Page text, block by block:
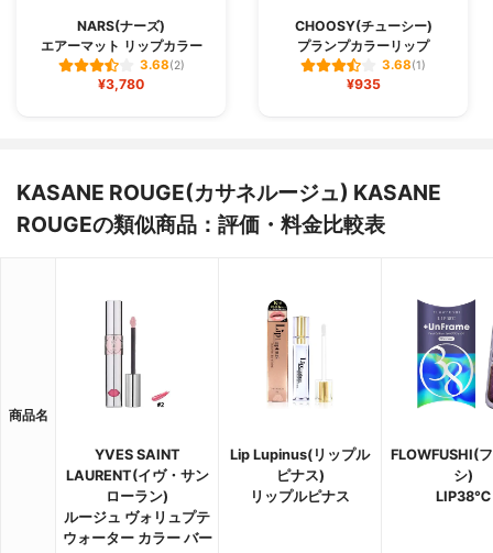
NARS(ナーズ)
エアーマット リップカラー
3.68(2)
¥3,780
CHOOSY(チューシー)
プランプカラーリップ
3.68(1)
¥935
KASANE ROUGE(カサネルージュ) KASANE
ROUGEの類似商品：評価・料金比較表
商品名
YVES SAINT
LAURENT(イヴ・サン
ローラン)
ルージュ ヴォリュプテ
ウォーター カラー バー
Lip Lupinus(リップル
ピナス)
リップルピナス
FLOWFUSHI(
シ)
LIP38℃